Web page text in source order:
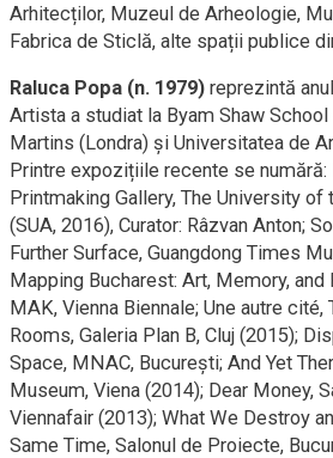
Arhitecților, Muzeul de Arheologie,
Fabrica de Sticlă, alte spații publice
Raluca Popa (n. 1979) reprezintă
Artista a studiat la Byam Shaw
Martins (Londra) și Universitatea de
Printre expozițiile recente se
Printmaking Gallery, The University
(SUA, 2016), Curator: Râzvan Anton;
Further Surface, Guangdong Times
Mapping Bucharest: Art, Memory,
MAK, Vienna Biennale; Une autre cité,
Rooms, Galeria Plan B, Cluj (2015);
Space, MNAC, București; And Yet
Museum, Viena (2014); Dear Money,
Viennafair (2013); What We Destroy
Same Time, Salonul de Proiecte,